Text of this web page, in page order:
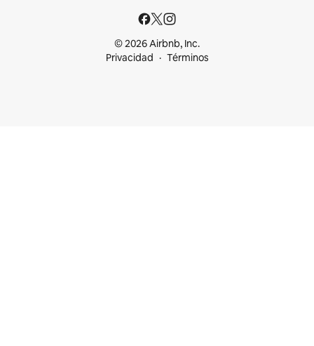
© 2026 Airbnb, Inc.
Privacidad
Términos